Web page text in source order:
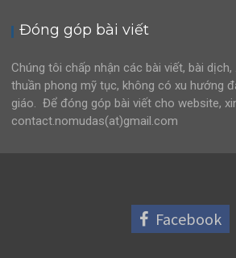
Đóng góp bài viết
Chúng tôi chấp nhận các bài viết, bài
thuần phong mỹ tục, không có xu hướng
giáo. Để đóng góp bài viết cho website,
contact.nomudas(at)gmail.com
Facebook